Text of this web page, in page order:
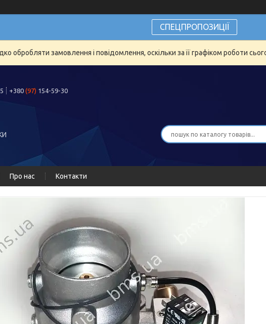
СПЕЦПРОПОЗИЦІЇ
обробляти замовлення і повідомлення, оскільки за її графіком роботи
+380 (97) 154-59-30
Про нас Контакти